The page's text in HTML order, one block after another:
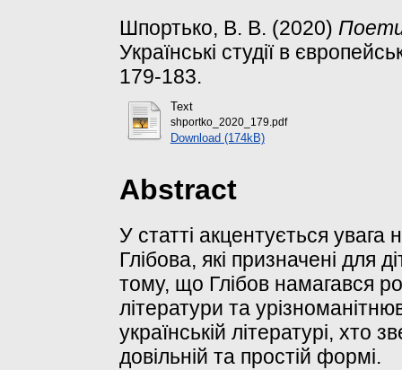
Шпортько, В. В. (2020)
Українські студії в
179-183.
Text
shportko_2020_179.pdf
Download (174kB)
Abstract
У статті акцентується увага
Глібова, які призначені для
тому, що Глібов намагався
літератури та
українській літературі, хто
довільній та простій формі.